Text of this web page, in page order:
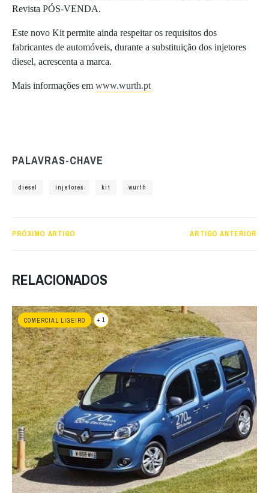
Revista PÓS-VENDA.
Este novo Kit permite ainda respeitar os requisitos dos
fabricantes de automóveis, durante a substituição dos injetores
diesel, acrescenta a marca.
Mais informações em www.wurth.pt
PALAVRAS-CHAVE
diesel injetores kit wurth
PRÓXIMO ARTIGO ARTIGO ANTERIOR
RELACIONADOS
COMERCIAL LIGEIRO + 1